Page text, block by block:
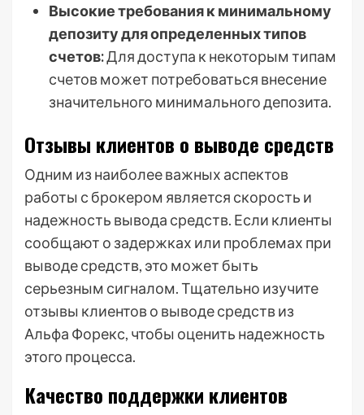
Высокие требования к минимальному
депозиту для определенных типов
счетов:Для доступа к некоторым типам
счетов может потребоваться внесение
значительного минимального депозита.
Отзывы клиентов о выводе средств
Одним из наиболее важных аспектов
работы с брокером является скорость и
надежность вывода средств. Если клиенты
сообщают о задержках или проблемах при
выводе средств, это может быть
серьезным сигналом. Тщательно изучите
отзывы клиентов о выводе средств из
Альфа Форекс, чтобы оценить надежность
этого процесса.
Качество поддержки клиентов